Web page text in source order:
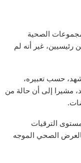
الصحية
رئيسيين، غير أنه لم
حسب تعبيره،
مشيرا إلى أن حالة من
الترقيات
بالعرض الصحي الموجه
تنظيم تعويضات الحراسة
أبريل 16, 2026